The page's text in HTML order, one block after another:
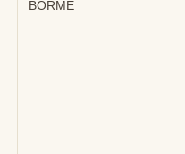
BORME